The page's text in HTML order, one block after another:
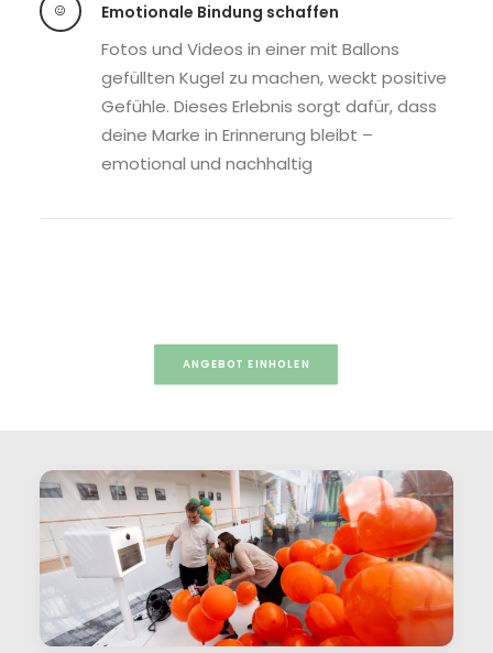
Emotionale Bindung schaffen
Fotos und Videos in einer mit Ballons
gefüllten Kugel zu machen, weckt positive
Gefühle. Dieses Erlebnis sorgt dafür, dass
deine Marke in Erinnerung bleibt –
emotional und nachhaltig
ANGEBOT EINHOLEN